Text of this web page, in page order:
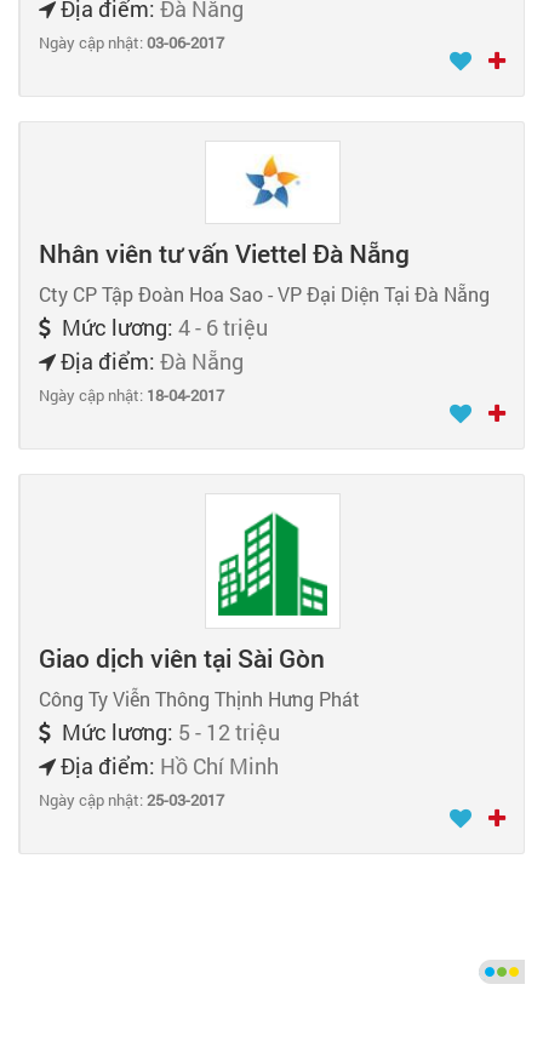
Địa điểm: Đà Nẵng
Ngày cập nhật:03-06-2017
Nhân viên tư vấn Viettel Đà Nẵng
Cty CP Tập Đoàn Hoa Sao - VP Đại Diện Tại Đà Nẵng
Mức lương: 4 - 6 triệu
Địa điểm: Đà Nẵng
Ngày cập nhật: 18-04-2017
Giao dịch viên tại Sài Gòn
Công Ty Viễn Thông Thịnh Hưng Phát
Mức lương: 5 - 12 triệu
Địa điểm: Hồ Chí Minh
Ngày cập nhật:25-03-2017